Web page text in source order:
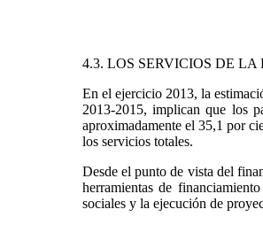
4.3. LOS SERVICIOS DE
En el ejercicio 2013, la
2013-2015, implican que los
aproximadamente el 35,1 por
los servicios totales.
Desde el punto de vista del
herramientas de
sociales y la ejecución de